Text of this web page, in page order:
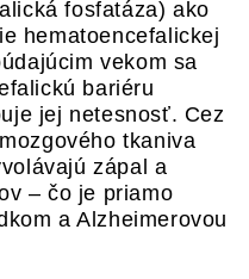
fosfatáza) ako
hematoencefalickej
vekom sa
bariéru
jej netesnosť. Cez
tkaniva
zápal a
– čo je priamo
a Alzheimerovou